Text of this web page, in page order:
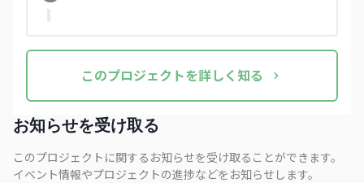
このプロジェクトを詳しく知る
お知らせを受け取る
このプロジェクトに関するお知らせを受け取ることができます。
イベント情報やプロジェクトの進捗などをお知らせします。